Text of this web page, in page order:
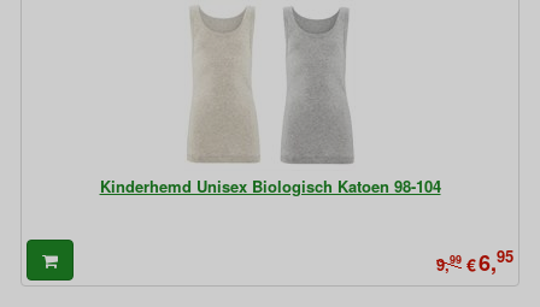
Kinderhemd Unisex Biologisch Katoen 98-104
9,99 €6,95